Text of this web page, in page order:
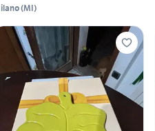
(MI)